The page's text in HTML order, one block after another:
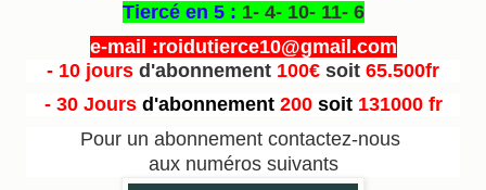
Tiercé en 5 : 1- 4- 10- 11- 6
e-mail :roidutierce10@gmail.com
- 10 jours d'abonnement 100€ soit 65.500fr
- 30 Jours d'abonnement200 soit131000 fr
Pour un abonnement contactez-nous
aux numéros suivants